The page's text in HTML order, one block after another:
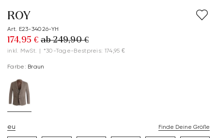
ROY
Art. E23-34026-YH
174,95 € ab 249,90 €
inkl. MwSt. | *30-Tage-Bestpreis: 174,95 €
Farbe: Braun
eu Finde Deine Größe